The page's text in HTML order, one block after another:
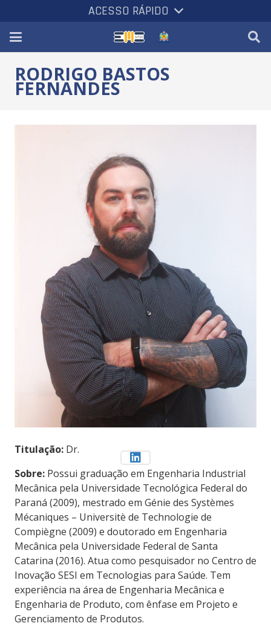
ACESSO RÁPIDO
RODRIGO BASTOS
FERNANDES
Titulação: Dr.
Sobre: Possui graduação em Engenharia Industrial
Mecânica pela Universidade Tecnológica Federal do
Paraná (2009), mestrado em Génie des Systèmes
Mécaniques – Universitè de Technologie de
Compiègne (2009) e doutorado em Engenharia
Mecânica pela Universidade Federal de Santa
Catarina (2016). Atua como pesquisador no Centro de
Inovação SESI em Tecnologias para Saúde. Tem
experiência na área de Engenharia Mecânica e
Engenharia de Produto, com ênfase em Projeto e
Gerenciamento de Produtos.